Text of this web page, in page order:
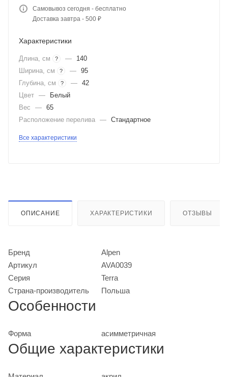
Самовывоз сегодня - бесплатно
Доставка завтра - 500 ₽
Характеристики
Длина, см ? —
140
Ширина, см
? — 95
Глубина, см
? — 42
Цвет —
Белый
Вес
— 65
Расположение перелива — Стандартное
Все характеристики
ОПИСАНИЕ ХАРАКТЕРИСТИКИ ОТЗЫВЫ
Бренд
Alpen
Артикул
AVA0039
Серия
Terra
Страна-производитель
Польша
Особенности
Форма асимметричная
Общие характеристики